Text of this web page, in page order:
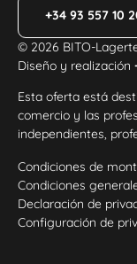
+34 93 557 10
© 2026 BITO-
Diseño y realización
Esta oferta está
comercio y las
independientes,
Condiciones de
Condiciones
Declaración de
Configuración de